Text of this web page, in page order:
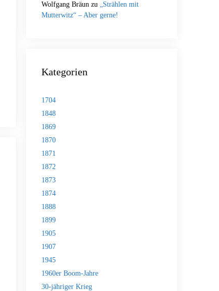
Wolfgang Bräun zu „Strählen mit
Mutterwitz“ – Aber gerne!
Kategorien
1704
1848
1869
1870
1871
1872
1873
1874
1888
1899
1905
1907
1945
1960er Boom-Jahre
30-jähriger Krieg